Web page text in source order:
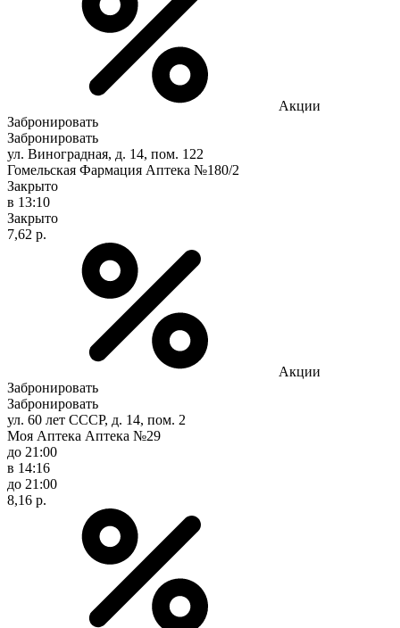
Акции
Забронировать
Забронировать
ул. Виноградная, д. 14, пом. 122
Гомельская Фармация Аптека №180/2
Закрыто
в 13:10
Закрыто
7,62 р.
Акции
Забронировать
Забронировать
ул. 60 лет СССР, д. 14, пом. 2
Моя Аптека Аптека №29
до 21:00
в 14:16
до 21:00
8,16 р.